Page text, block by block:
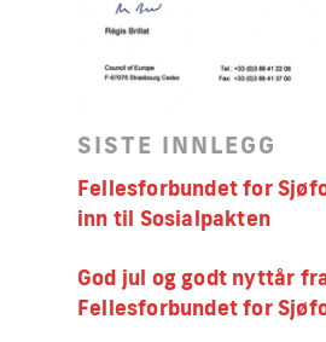
SISTE INNLEGG
Fellesforbundet for
inn til Sosialpakten
God jul og godt nyttår
Fellesforbundet for